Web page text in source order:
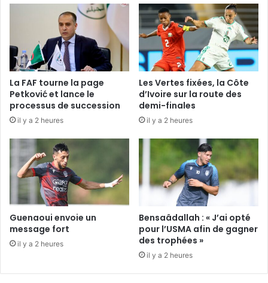
La FAF tourne la page
Petković et lance le
processus de succession
il y a 2 heures
Les Vertes fixées, la Côte
d’Ivoire sur la route des
demi-finales
il y a 2 heures
Guenaoui envoie un
message fort
il y a 2 heures
Bensaâdallah : « J’ai opté
pour l’USMA afin de gagner
des trophées »
il y a 2 heures